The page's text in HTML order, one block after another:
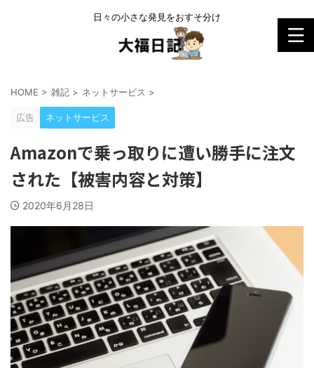
日々の小さな発見をおすそ分け
HOME > 雑記 > ネットサービス >
広告 ネットサービス
Amazonで乗っ取りに遭い勝手に注文
された【被害内容と対策】
2020年6月28日